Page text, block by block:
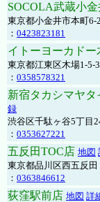
SOCOLA武蔵小
東京都小金井市本町6-
： 0423823181
イトーヨーカドー
東京都江東区木場1-5-
： 0358578321
新宿タカシマヤ
録
渋谷区千駄ヶ谷5丁目
： 0353627221
五反田TOC店 地図
東京都品川区西五反
： 0363846612
荻窪駅前店 地図 詳